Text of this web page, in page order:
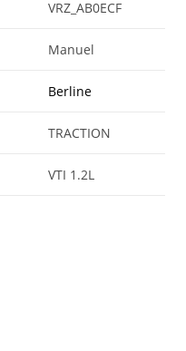
Manuel
Berline
TRACTION
VTI 1.2L